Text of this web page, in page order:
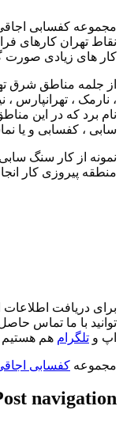
مجموعه کفسابی
نقاط تهران کارهای
کار های زیادی صورت
از جلمه مناطق شرق
، نارمک ، تهرانپارس
نام برد که در این
سابی ، کفسابی و یا
نمونه از کار سنگ
منطقه پیروزی کار
برای دریافت
توانید با ما تماس
اپ و تلگرام هم هستیم
مجموعه کفسابی
navigation